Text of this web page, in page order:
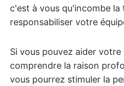
c'est à vous qu'incombe
responsabiliser votre
Si vous pouvez aider votre
comprendre la raison
vous pourrez stimuler la